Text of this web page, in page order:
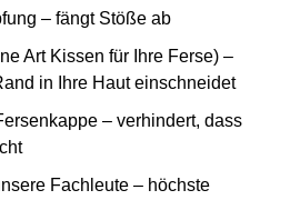
– fängt Stöße ab
Art Kissen für Ihre Ferse) –
in Ihre Haut einschneidet
– verhindert, dass
Fachleute – höchste